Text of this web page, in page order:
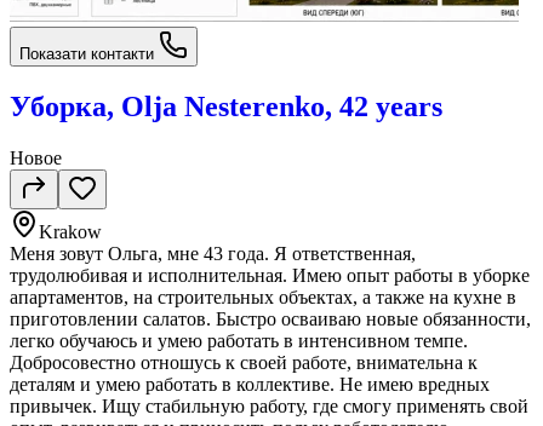
Показати контакти
Уборка, Olja Nesterenko, 42 years
Новое
Krakow
Меня зовут Ольга, мне 43 года. Я ответственная,
трудолюбивая и исполнительная. Имею опыт работы в уборке
апартаментов, на строительных объектах, а также на кухне в
приготовлении салатов. Быстро осваиваю новые обязанности,
легко обучаюсь и умею работать в интенсивном темпе.
Добросовестно отношусь к своей работе, внимательна к
деталям и умею работать в коллективе. Не имею вредных
привычек. Ищу стабильную работу, где смогу применять свой